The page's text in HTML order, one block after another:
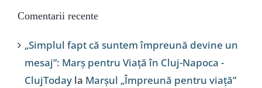
Comentarii recente
„Simplul fapt că suntem împreună devine un
mesaj”: Marș pentru Viață în Cluj-Napoca -
ClujToday la Marșul „Împreună pentru viață”